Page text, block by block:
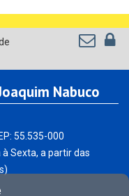
Nabuco
55.535-000
Sexta, a partir das